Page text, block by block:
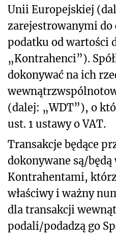
Unii Europejskiej
zarejestrowanymi
podatku od wartości
„Kontrahenci”).
dokonywać na ich
(dalej: „WDT”), o
ust. 1 ustawy o VAT.
Transakcje będące
dokonywane są/będą
Kontrahentami,
właściwy i ważny
dla transakcji
podali/podadzą go